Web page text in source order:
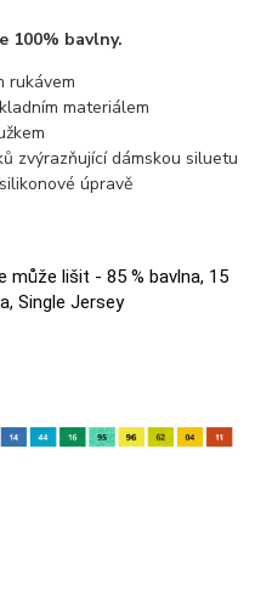
100% bavlny.
rukávem
materiálem
zvýrazňující dámskou siluetu
úpravě
může lišit - 85 % bavlna, 15
Single Jersey